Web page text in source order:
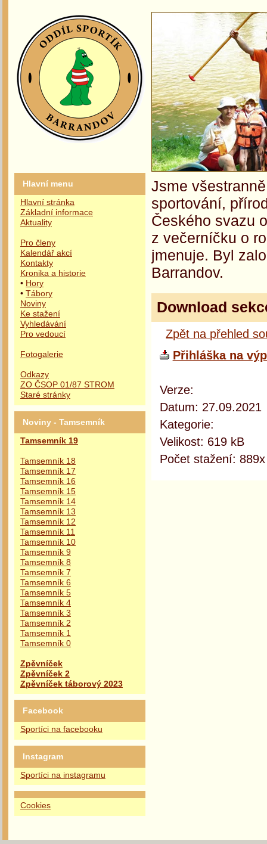
Hlavní menu
Hlavní stránka
Základní informace
Aktuality
Pro členy
Kalendář akcí
Kontakty
Kronika a historie
• Hory
• Tábory
Noviny
Ke stažení
Vyhledávání
Pro vedoucí
Fotogalerie
Odkazy
ZO ČSOP 01/87 STROM
Staré stránky
Noviny - Tamsemník
Tamsemník 19
Tamsemník 18
Tamsemník 17
Tamsemník 16
Tamsemník 15
Tamsemník 14
Tamsemník 13
Tamsemník 12
Tamsemník 11
Tamsemník 10
Tamsemník 9
Tamsemník 8
Tamsemník 7
Tamsemník 6
Tamsemník 5
Tamsemník 4
Tamsemník 3
Tamsemník 2
Tamsemník 1
Tamsemník 0
Zpěvníček
Zpěvníček 2
Zpěvníček táborový 2023
Facebook
Sportíci na facebooku
Instagram
Sportíci na instagramu
Cookies
Jsme
sportování,
Českého svazu
z večerníčku o
jmenuje. Byl
Barrandov.
Download
Zpět na přehled
Přihláška na
Verze:
Datum: 27.09.2021
Kategorie:
Velikost: 619 kB
Počet stažení: 889x